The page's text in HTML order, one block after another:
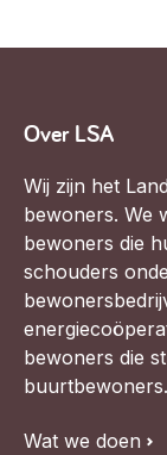
Over LSA
Wij zijn het
bewoners. We
bewoners die
schouders
bewoners die
buurtbewoners.
Wat we doen